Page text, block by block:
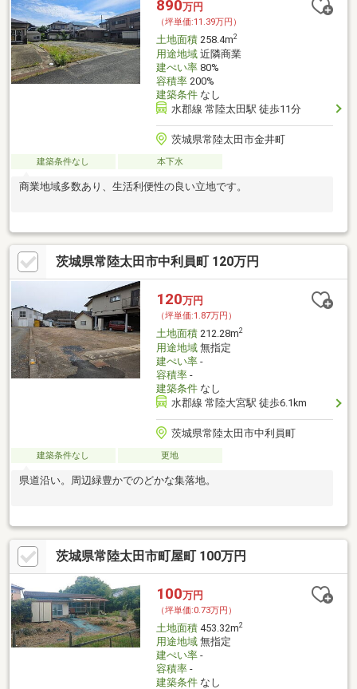
890万円
（坪単価:11.39万円）
土地面積258.4m2
用途地域近隣商業
建ぺい率80%
容積率200%
建築条件なし
水郡線 常陸太田駅 徒歩11分
茨城県常陸太田市金井町
建築条件なし 本下水
商業地域多数あり、生活利便性の良い立地です。
茨城県常陸太田市中利員町 120万円
120万円
（坪単価:1.87万円）
土地面積212.28m2
用途地域無指定
建ぺい率-
容積率-
建築条件なし
水郡線 常陸大宮駅 徒歩6.1km
茨城県常陸太田市中利員町
建築条件なし 更地
県道沿い。周辺緑豊かでのどかな集落地。
茨城県常陸太田市町屋町 100万円
100万円
（坪単価:0.73万円）
土地面積453.32m2
用途地域無指定
建ぺい率-
容積率-
建築条件なし